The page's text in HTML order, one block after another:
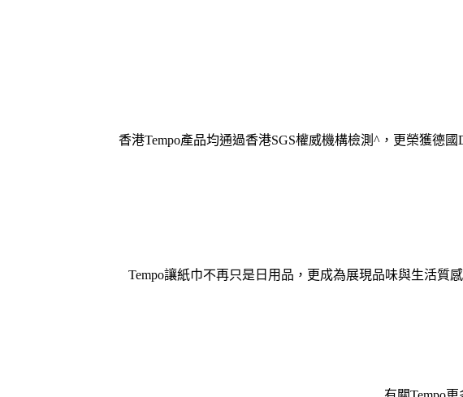
香港Tempo產品均通過香港SGS權威機構檢測^，更榮獲德
Tempo讓紙巾不再只是日用品，更成為展現品味與生活